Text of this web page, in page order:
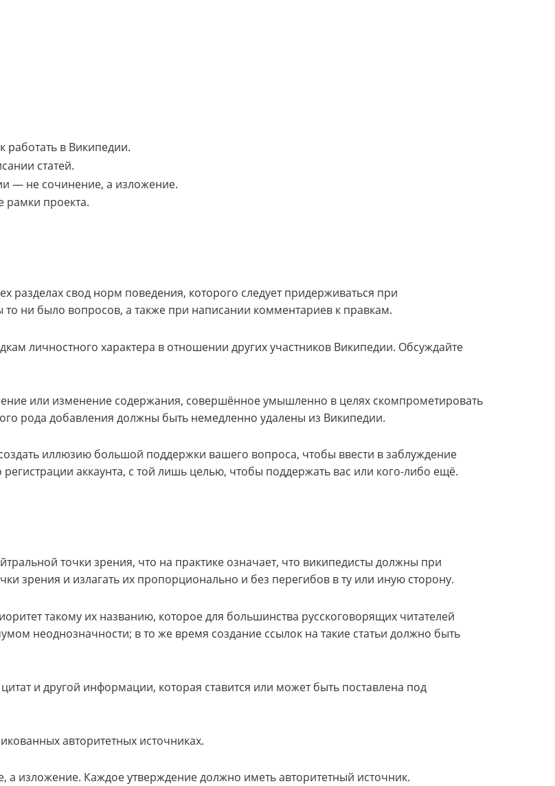
работать в Википедии.
статей.
— не сочинение, а изложение.
проекта.
разделах свод норм поведения, которого следует придерживаться при
то ни было вопросов, а также при написании комментариев к правкам.
личностного характера в отношении других участников Википедии. Обсуждайте
или изменение содержания, совершённое умышленно в целях скомпрометировать
рода добавления должны быть немедленно удалены из Википедии.
иллюзию большой поддержки вашего вопроса, чтобы ввести в заблуждение
аккаунта, с той лишь целью, чтобы поддержать вас или кого-либо ещё.
точки зрения, что на практике означает, что википедисты должны при
зрения и излагать их пропорционально и без перегибов в ту или иную сторону.
такому их названию, которое для большинства русскоговорящих читателей
неоднозначности; в то же время создание ссылок на такие статьи должно быть
и другой информации, которая ставится или может быть поставлена под
авторитетных источниках.
а изложение. Каждое утверждение должно иметь авторитетный источник.